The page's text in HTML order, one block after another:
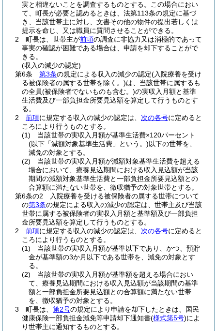
実と相違ないことを調査するものとする。
この場合におい
て、町長が必要と認めるときは、法第113条の規定に基づ
き、当該世帯主に対し、文書その他の物件の提出若しくは
提示を命じ、又は職員に質問させることができる。
2
町長は、世帯主が前項の調査に非協力又は消極的であって
事実の確認が困難である場合は、申請を却下することがで
きる。
(収入の減少の認定)
第6条
第3条の規定による収入の減少の認定(入院療養を受け
る被保険者の属する世帯を除く。)は、当該世帯に属するも
の全員(被保険者でないものも含む。)の実収入月額と基準
生活費及び一部負担金所要見込額を算定して行うものとす
る。
2
前項に規定する収入の減少の認定は、 次の各号に定めると
ころにより行うものとする。
(1)
当該世帯の実収入月額が基準生活費×120パーセント
(以下「減額対象基準生活費」という。)以下の世帯を、
減免の対象とする。
(2)
当該世帯の実収入月額が減額対象基準生活費を超える
場合において、療養見込期間における収入見込額が当該
期間の減額対象基準生活費と一部負担金所要見込額との
合算額に満たない世帯を、徴収猶予の対象世帯とする。
第6条の2
入院療養を受ける被保険者の属する世帯について
の第3条の規定による収入の減少の認定は、世帯主及び当該
世帯に属する被保険者の実収入月額と基準額及び一部負担
金所要見込額を算定して行うものとする。
2
前項に規定する収入の減少の認定は、 次の各号に定めると
ころにより行うものとする。
(1)
当該世帯の実収入月額が基準以下であり、かつ、預貯
金が基準額の3か月以下である世帯を、減免の対象とす
る。
(2)
当該世帯の実収入月額が基準額を超える場合におい
て、療養見込期間における収入見込額が当該期間の基準
額と一部負担金所要見込額との合算額に満たない世帯
を、徴収猶予の対象とする。
3
町長は、 第2号の規定により申請を却下したときは、国民
健康保険一部負担金減免等申請却下通知書(様式第5号)によ
り世帯主に通知するものとする。